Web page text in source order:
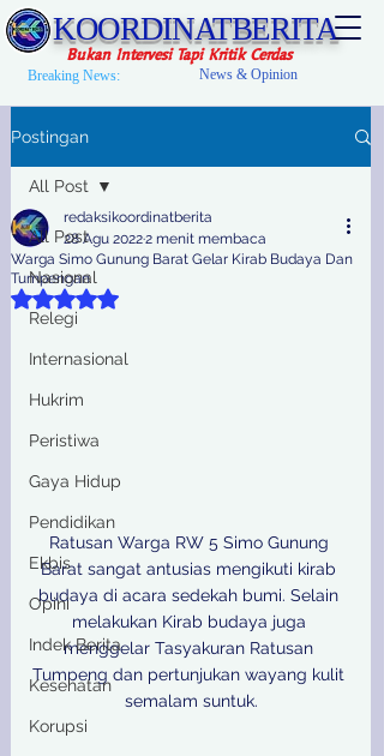
KOORDINATBERITA
Bukan Intervesi Tapi Kritik Cerdas
Breaking News: News & Opinion
Postingan
All Post
Nasional
Relegi
Internasional
Hukrim
Peristiwa
Gaya Hidup
Pendidikan
Ekbis
Opini
Indek Berita
Kesehatan
Korupsi
All Post
Warga Simo Gunung Barat Gelar Kirab Budaya Dan
Tumpengan
redaksikoordinatberita
28 Agu 20222 menit membaca
Dinilai NaN dari 5 bintang.
Ratusan Warga RW 5 Simo Gunung
Barat sangat antusias mengikuti kirab
budaya di acara sedekah bumi. Selain
melakukan Kirab budaya juga
menggelar Tasyakuran Ratusan
Tumpeng dan pertunjukan wayang kulit
semalam suntuk.